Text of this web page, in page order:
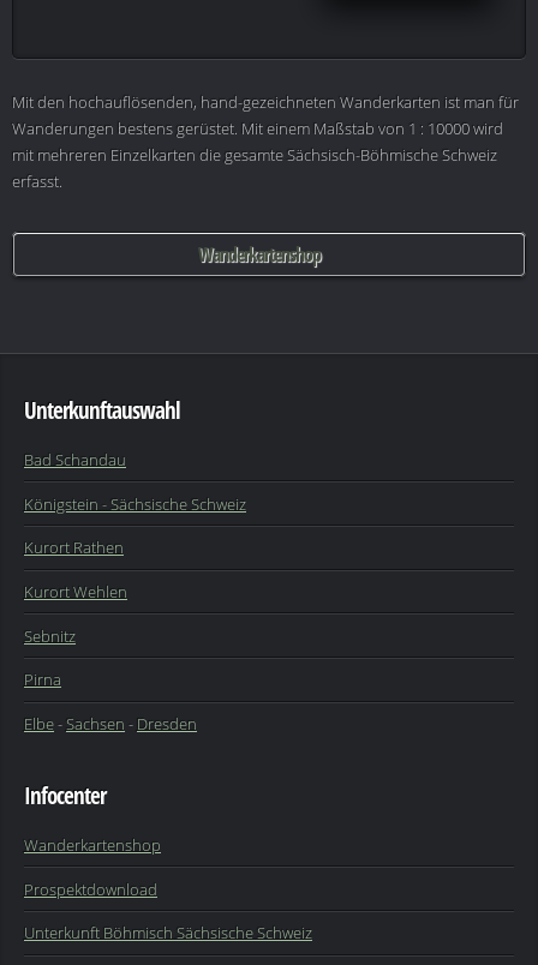
Mit den hochauflösenden, hand-gezeichneten Wanderkarten ist man für
Wanderungen bestens gerüstet. Mit einem Maßstab von 1 : 10000 wird
mit mehreren Einzelkarten die gesamte Sächsisch-Böhmische Schweiz
erfasst.
Wanderkartenshop
Unterkunftauswahl
Bad Schandau
Königstein - Sächsische Schweiz
Kurort Rathen
Kurort Wehlen
Sebnitz
Pirna
Elbe-Sachsen - Dresden
Infocenter
Wanderkartenshop
Prospektdownload
Unterkunft Böhmisch Sächsische Schweiz